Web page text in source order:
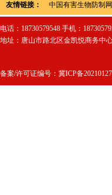
友情链接： 中国有害生物防制网
电话：18730579548 手机：
地址：唐山市路北区金凯悦商务中
备案/许可证编号： 冀ICP备